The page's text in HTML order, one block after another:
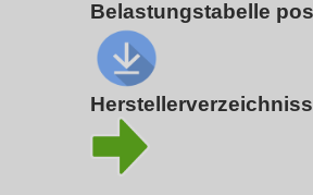
Belastungstabelle
Herstellerverzeichniss